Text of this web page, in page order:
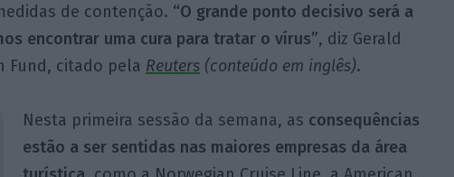
de contenção. “O grande ponto decisivo será a
encontrar uma cura para tratar o vírus”, diz Gerald
Fund, citado pela Reuters(conteúdo em inglês).
Nesta primeira sessão da semana, as consequências
estão a ser sentidas nas maiores empresas da área